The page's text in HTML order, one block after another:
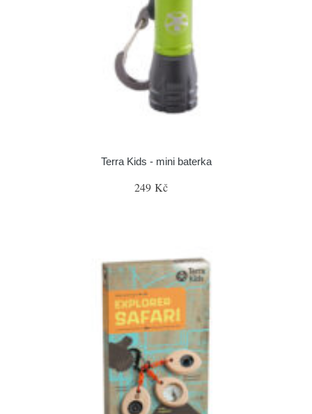
Terra Kids - mini baterka
249 Kč